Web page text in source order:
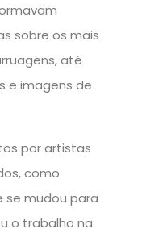
sobre os mais
até
e imagens de
por artistas
como
se mudou para
o trabalho na